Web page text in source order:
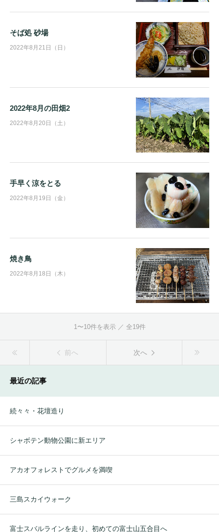
そば処 砂場
2022年8月21日（日）
2022年8月の田畑2
2022年8月20日（土）
手早く涼をとる
2022年8月19日（金）
焼き鳥
2022年8月18日（木）
1〜10件を表示 ／ 全19件
前へ 次へ
最近の記事
続々々・花壇造り
シャボテン動物公園に新エリア
アカオフォレストでグルメを満喫
三島スカイウォーク
富士スバルラインを走り、初めての富士山五合目へ